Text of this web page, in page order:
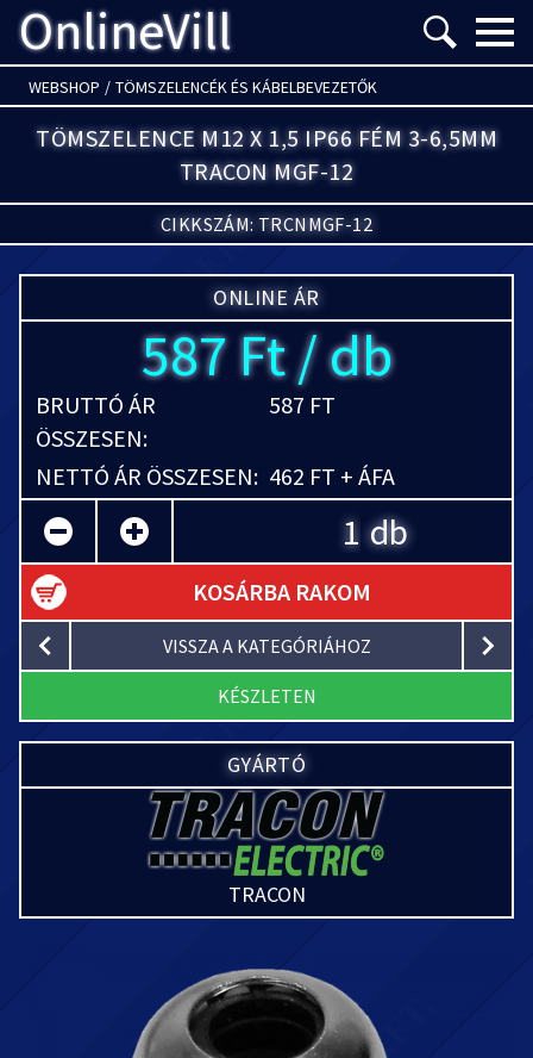
OnlineVill Menü
WEBSHOP / TÖMSZELENCÉK ÉS KÁBELBEVEZETŐK
TÖMSZELENCE M12 X 1,5 IP66 FÉM 3-6,5MM
TRACON MGF-12
CIKKSZÁM: TRCNMGF-12
ONLINE ÁR
587 Ft / db
BRUTTÓ ÁR
ÖSSZESEN:
587 FT
NETTÓ ÁR ÖSSZESEN: 462 FT + ÁFA
db
KOSÁRBA RAKOM
VISSZA A KATEGÓRIÁHOZ
KÉSZLETEN
GYÁRTÓ
TRACON